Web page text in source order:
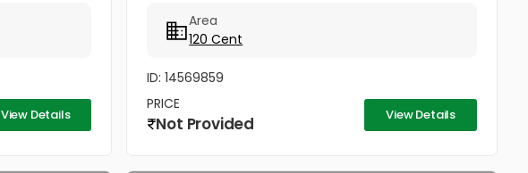
View Details
Area
120 Cent
ID: 14569859
PRICE
Not Provided View Details